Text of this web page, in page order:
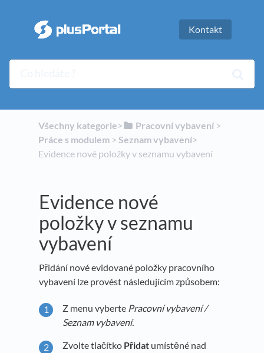
Kontakt
Všechny kategorie​>​ ​Pracovní vybavení​ > ​
Práce s modulem​ > ​ ​Seznam vybavení​>​
Evidence nové položky v seznamu vybavení
Evidence nové
položky v seznamu
vybavení
Přidání nové evidované položky pracovního
vybavení lze provést následujícím způsobem:
Z menu vyberte Pracovní vybavení /
Seznam vybavení.
Zvolte tlačítko Přidat umístěné nad